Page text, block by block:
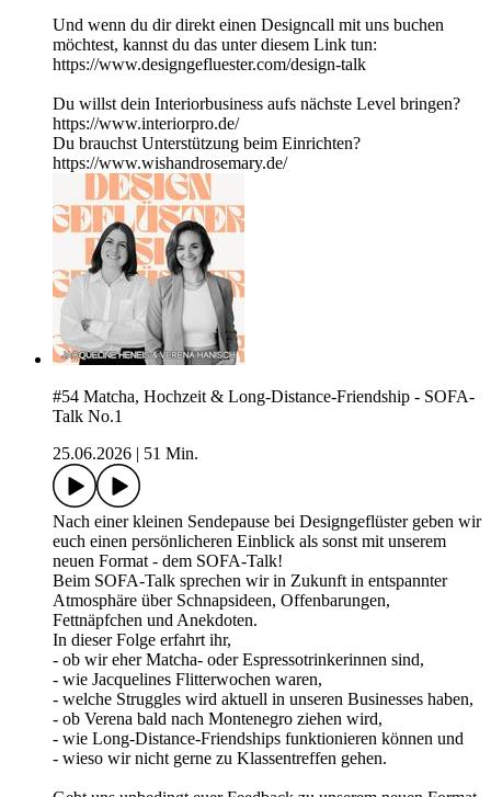
Und wenn du dir direkt einen Designcall mit uns buchen
möchtest, kannst du das unter diesem Link tun:
https://www.designgefluester.com/design-talk
Du willst dein Interiorbusiness aufs nächste Level bringen?
https://www.interiorpro.de/
Du brauchst Unterstützung beim Einrichten?
https://www.wishandrosemary.de/
#54 Matcha, Hochzeit & Long-Distance-Friendship - SOFA-
Talk No.1
25.06.2026
51 Min.
Nach einer kleinen Sendepause bei Designgeflüster geben wir
euch einen persönlicheren Einblick als sonst mit unserem
neuen Format - dem SOFA-Talk!
Beim SOFA-Talk sprechen wir in Zukunft in entspannter
Atmosphäre über Schnapsideen, Offenbarungen,
Fettnäpfchen und Anekdoten.
In dieser Folge erfahrt ihr,
- ob wir eher Matcha- oder Espressotrinkerinnen sind,
- wie Jacquelines Flitterwochen waren,
- welche Struggles wird aktuell in unseren Businesses haben,
- ob Verena bald nach Montenegro ziehen wird,
- wie Long-Distance-Friendships funktionieren können und
- wieso wir nicht gerne zu Klassentreffen gehen.